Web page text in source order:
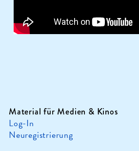
Material für Medien & Kinos
Log-In
Neuregistrierung